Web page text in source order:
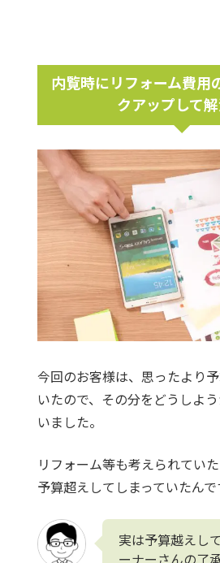
内覧時にリフォーム費用
クアップして解
今回のお客様は、思ったより
いたので、その分をどうしよ
いました。
リフォーム等も考えられてい
予算超えしてしまっていたんで
実は予算越えし